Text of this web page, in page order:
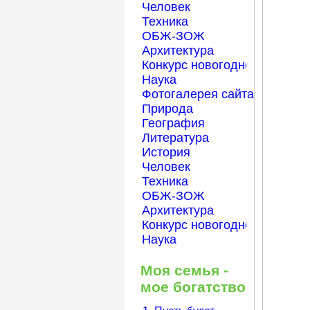
Человек
Техника
ОБЖ-ЗОЖ
Архитектура
Конкурс новогодней
Наука
Фотогалерея сайта
Природа
География
Литература
История
Человек
Техника
ОБЖ-ЗОЖ
Архитектура
Конкурс новогодней
Наука
Моя семья -
мое богатство